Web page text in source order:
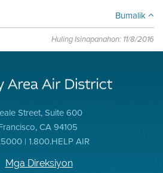
Bumalik
Huling Isinapanahon: 11/8/2016
Street, Suite 600
CA 94105
| 1.800.HELP AIR
Mga Direksiyon